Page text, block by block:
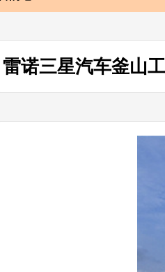
雷诺三星汽车釜山